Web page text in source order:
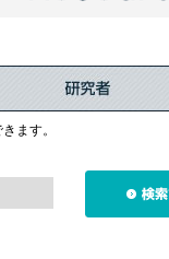
ます。